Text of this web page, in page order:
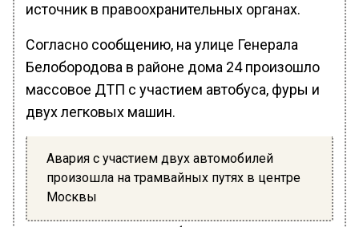
источник в правоохранительных органах.
Согласно сообщению, на улице Генерала
Белобородова в районе дома 24 произошло
массовое ДТП с участием автобуса, фуры и
двух легковых машин.
Авария с участием двух автомобилей
произошла на трамвайных путях в центре
Москвы